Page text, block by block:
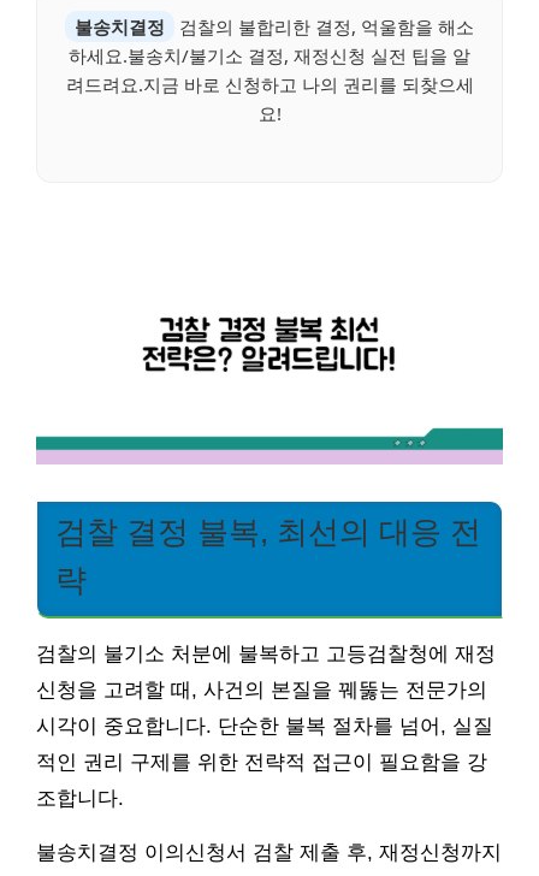
불송치결정
검찰의 불합리한 결정, 억울함을 해소
하세요.불송치/불기소 결정, 재정신청 실전 팁을 알
려드려요.지금 바로 신청하고 나의 권리를 되찾으세
요!
검찰 결정 불복, 최선의 대응 전
략
검찰의 불기소 처분에 불복하고 고등검찰청에 재정
신청을 고려할 때, 사건의 본질을 꿰뚫는 전문가의
시각이 중요합니다. 단순한 불복 절차를 넘어, 실질
적인 권리 구제를 위한 전략적 접근이 필요함을 강
조합니다.
불송치결정 이의신청서 검찰 제출 후, 재정신청까지